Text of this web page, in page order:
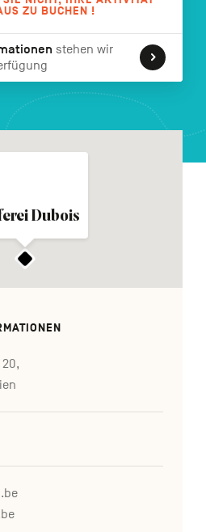
NL EN
ZU BUCHEN !
stehen wir
Dubois